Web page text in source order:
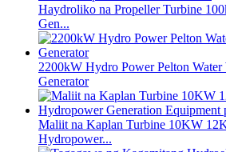
Haydroliko na Propeller Turbine
Gen...
2200kW Hydro Power Pelton Water
Generator
Maliit na Kaplan Turbine 10KW
Hydropower...